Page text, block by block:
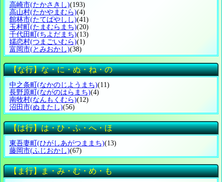
高崎市(たかさきし)(193)
高山村(たかやまむら)(4)
館林市(たてばやしし)(41)
玉村町(たまむらまち)(20)
千代田町(ちよだまち)(13)
嬬恋村(つまごいむら)(1)
富岡市(とみおかし)(38)
【な行】な・に・ぬ・ね・の
中之条町 (なかのじようまち)(11)
長野原町 (ながのはらまち)(4)
南牧村(なんもくむら)(12)
沼田市(ぬまたし)(56)
【は行】は・ひ・ふ・へ・ほ
東吾妻町 (ひがしあがつままち)(13)
藤岡市(ふじおかし)(67)
【ま行】ま・み・む・め・も